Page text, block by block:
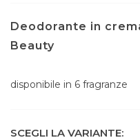
Deodorante in
Beauty
disponibile in 6 fragranze
SCEGLI LA VARIANTE: